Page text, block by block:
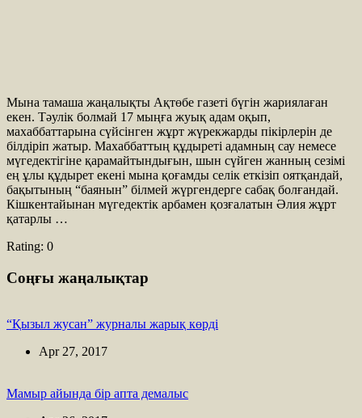
Мына тамаша жаңалықты Ақтөбе газеті бүгін жариялаған
екен. Тәулік болмай 17 мыңға жуық адам оқып,
махаббаттарына сүйсінген жұрт жүрекжарды пікірлерін де
білдіріп жатыр. Махаббаттың құдыреті адамның сау немесе
мүгедектігіне қарамайтындығын, шын сүйген жанның сезімі
ең ұлы құдырет екені мына қоғамды селік еткізіп оятқандай,
бақытының “баянын” білмей жүргендерге сабақ болғандай.
Кішкентайынан мүгедектік арбамен қозғалатын Әлия жұрт
қатарлы …
Rating: 0
Соңғы жаңалықтар
“Қызыл жусан” журналы жарық көрді
Apr 27, 2017
Мамыр айында бір апта демалыс